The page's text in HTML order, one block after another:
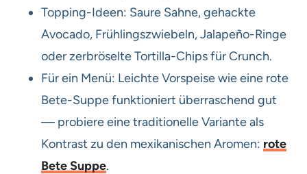
Topping-Ideen: Saure Sahne, gehackte
Avocado, Frühlingszwiebeln, Jalapeño-Ringe
oder zerbröselte Tortilla-Chips für Crunch.
Für ein Menü: Leichte Vorspeise wie eine rote
Bete-Suppe funktioniert überraschend gut
— probiere eine traditionelle Variante als
Kontrast zu den mexikanischen Aromen: rote
Bete Suppe.